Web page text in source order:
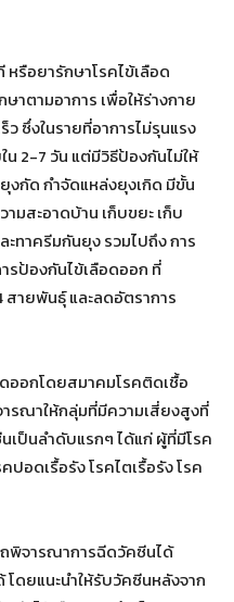
หรือยารักษาโรคไข้เลือด
ษาตามอาการ เพื่อให้ร่างกาย
ซึ่งในรายที่อาการไม่รุนแรง
น 2-7 วัน แต่มีวิธีป้องกันไม่ให้
งกัด กำจัดแหล่งยุงเกิด มีขั้น
มสะอาดบ้าน เก็บขยะ เก็บ
ะทาครีมกันยุง รวมไปถึง การ
รป้องกันไข้เลือดออก ที่
ายพันธุ์ และลดอัตราการ
ออกโดยสมาคมโรคติดเชื้อ
รณาให้กลุ่มที่มีความเสี่ยงสูงที่
เป็นลำดับแรกๆ ได้แก่ ผู้ที่มีโรค
ปอดเรื้อรัง โรคไตเรื้อรัง โรค
พิจารณาการฉีดวัคซีนได้
โดยแนะนำให้รับวัคซีนหลังจาก